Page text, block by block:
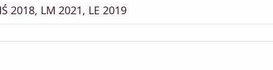
2018, LM 2021, LE 2019